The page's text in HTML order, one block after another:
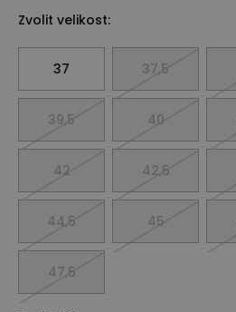
Zvolit velikost:
37 37,5
39,5 40
42 42,5
44,5 45
47,5